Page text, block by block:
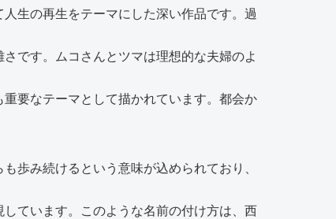
生の再生をテーマにした深い作品です。過
です。ムコさんとツマは理想的な夫婦のよ
要なテーマとして描かれています。都会か
歩み続けるという意味が込められており、
ています。このような名前の付け方は、西